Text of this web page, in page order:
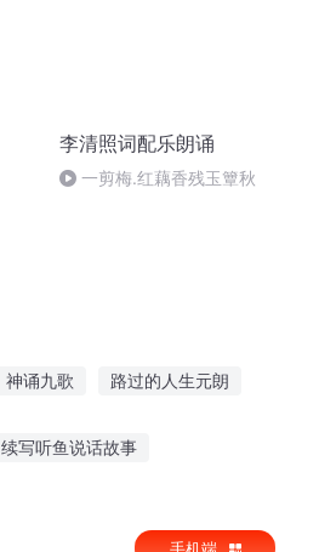
李清照词配乐朗诵
一剪梅.红藕香残玉簟秋
神诵九歌 路过的人生元朗
续写听鱼说话故事